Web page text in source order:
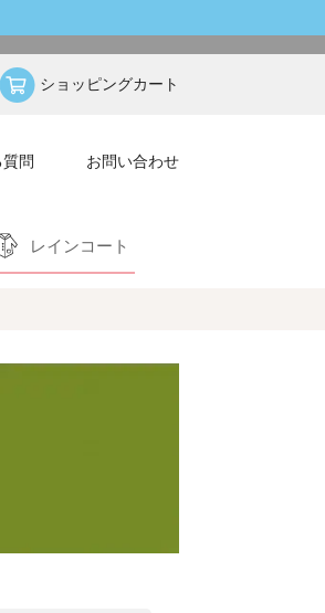
ショッピングカート
問 お問い合わせ
レインコート